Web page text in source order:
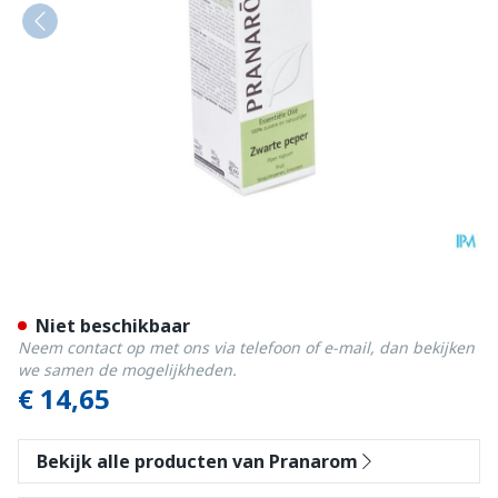
€ 14,65
Niet beschikbaar
Neem contact op met ons via telefoon of e-mail, dan bekijken
we samen de mogelijkheden.
Bekijk alle producten van Pranarom